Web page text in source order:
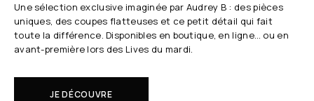
Une sélection exclusive imaginée par Audrey B : des pièces
uniques, des coupes flatteuses et ce petit détail qui fait
toute la différence. Disponibles en boutique, en ligne… ou en
avant-première lors des Lives du mardi.
JE DÉCOUVRE